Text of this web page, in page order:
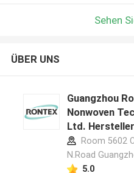
Sehen
ÜBER UNS
Guangzhou
Nonwoven
Ltd.
Room 5602
N.Road
5.0